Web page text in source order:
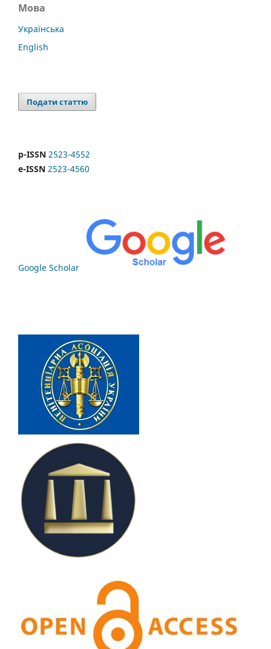
Мова
Українська
English
Подати статтю
p-ISSN 2523-4552
e-ISSN 2523-4560
Google Scholar